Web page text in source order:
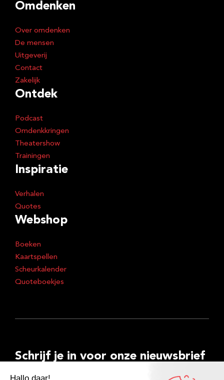
Omdenken
Over omdenken
De mensen
Uitgeverij
Contact
Zakelijk
Ontdek
Podcast
Omdenkkringen
Theatershow
Trainingen
Inspiratie
Verhalen
Quotes
Webshop
Boeken
Kaartspellen
Scheurkalender
Quoteboekjes
Schrijf je in voor onze nieuwsbrief